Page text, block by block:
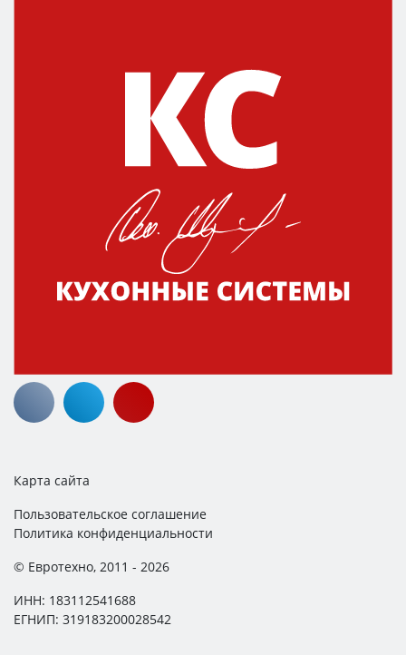
Карта сайта
Пользовательское соглашение
Политика конфиденциальности
© Евротехно, 2011 - 2026
ИНН: 183112541688
ЕГНИП: 319183200028542